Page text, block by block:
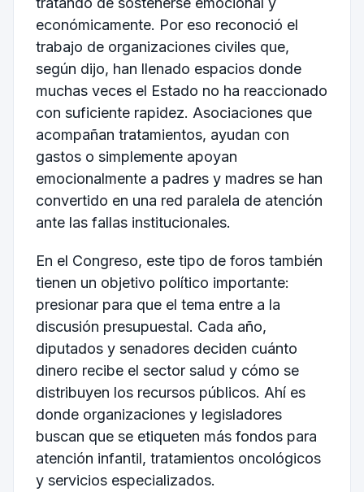
económicamente. Por eso reconoció el
trabajo de organizaciones civiles que,
según dijo, han llenado espacios donde
muchas veces el Estado no ha reaccionado
con suficiente rapidez. Asociaciones que
acompañan tratamientos, ayudan con
gastos o simplemente apoyan
emocionalmente a padres y madres se han
convertido en una red paralela de atención
ante las fallas institucionales.
En el Congreso, este tipo de foros también
tienen un objetivo político importante:
presionar para que el tema entre a la
discusión presupuestal. Cada año,
diputados y senadores deciden cuánto
dinero recibe el sector salud y cómo se
distribuyen los recursos públicos. Ahí es
donde organizaciones y legisladores
buscan que se etiqueten más fondos para
atención infantil, tratamientos oncológicos
y servicios especializados.